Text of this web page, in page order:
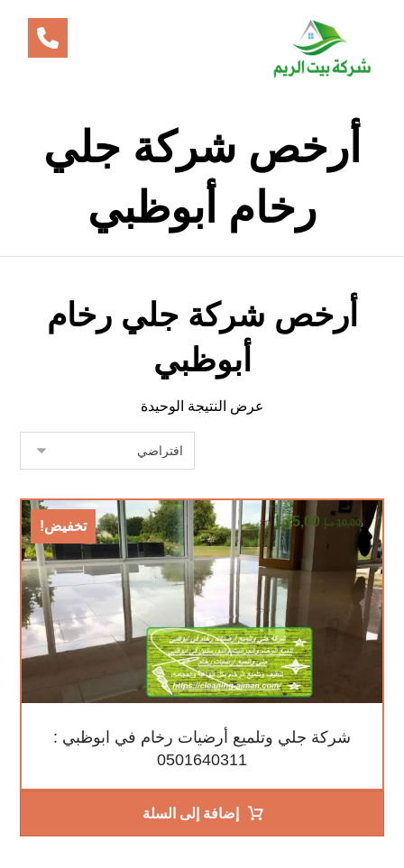
أرخص شركة جلي
رخام أبوظبي
أرخص شركة جلي رخام
أبوظبي
عرض النتيجة الوحيدة
تخفيض!
شركة جلي وتلميع أرضيات رخام في ابوظبي :
0501640311
10,00 د.إ 5,00 د.إ
إضافة إلى السلة